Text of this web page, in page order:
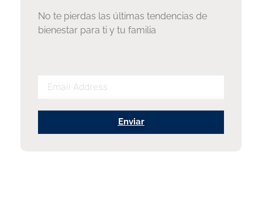
No te pierdas las últimas tendencias de
bienestar para ti y tu familia
Enviar